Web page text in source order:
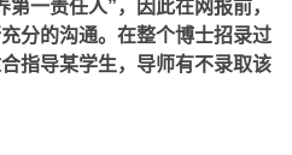
一责任人”，因此在网报前，
分的沟通。在整个博士招录过
指导某学生，导师有不录取该